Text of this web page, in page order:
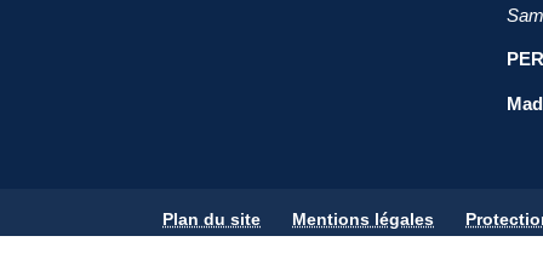
Plan du site Mentions légales